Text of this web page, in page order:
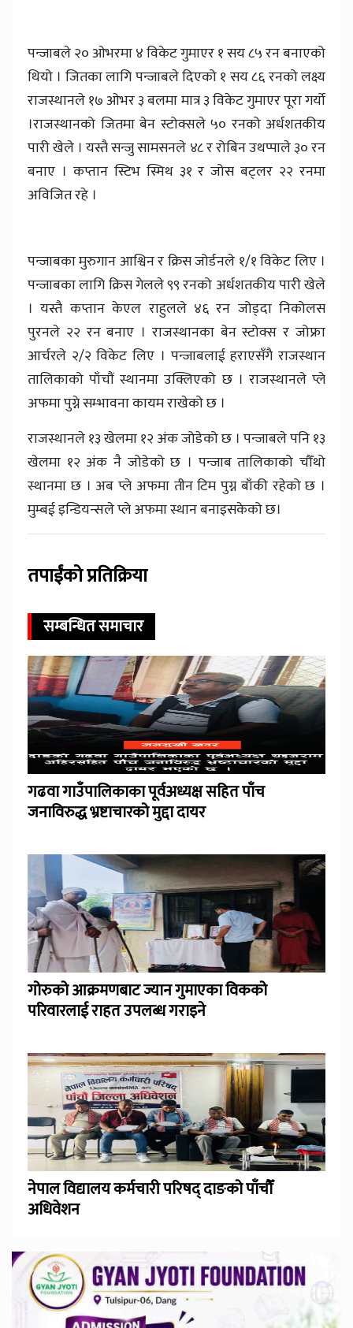
पन्जाबले २० ओभरमा ४ विकेट गुमाएर १ सय ८५ रन बनाएको
थियो । जितका लागि पन्जाबले दिएको १ सय ८६ रनको लक्ष्य
राजस्थानले १७ ओभर ३ बलमा मात्र ३ विकेट गुमाएर पूरा गर्यो
।राजस्थानको जितमा बेन स्टोक्सले ५० रनको अर्धशतकीय
पारी खेले । यस्तै सन्जु सामसनले ४८ र रोबिन उथप्पाले ३० रन
बनाए । कप्तान स्टिभ स्मिथ ३१ र जोस बट्लर २२ रनमा
अविजित रहे ।
पन्जाबका मुरुगान आश्विन र क्रिस जोर्डनले १/१ विकेट लिए ।
पन्जाबका लागि क्रिस गेलले ९९ रनको अर्धशतकीय पारी खेले
। यस्तै कप्तान केएल राहुलले ४६ रन जोड्दा निकोलस
पुरनले २२ रन बनाए । राजस्थानका बेन स्टोक्स र जोफ्रा
आर्चरले २/२ विकेट लिए । पन्जाबलाई हराएसँगै राजस्थान
तालिकाको पाँचौं स्थानमा उक्लिएको छ । राजस्थानले प्ले
अफमा पुग्ने सम्भावना कायम राखेको छ ।
राजस्थानले १३ खेलमा १२ अंक जोडेको छ । पन्जाबले पनि १३
खेलमा १२ अंक नै जोडेको छ । पन्जाब तालिकाको चौँथो
स्थानमा छ । अब प्ले अफमा तीन टिम पुग्न बाँकी रहेको छ ।
मुम्बई इन्डियन्सले प्ले अफमा स्थान बनाइसकेको छ।
तपाईंको प्रतिक्रिया
सम्बन्धित समाचार
गढवा गाउँपालिकाका पूर्वअध्यक्ष सहित पाँच
जनाविरुद्ध भ्रष्टाचारको मुद्दा दायर
गोरुको आक्रमणबाट ज्यान गुमाएका विकको
परिवारलाई राहत उपलब्ध गराइने
नेपाल विद्यालय कर्मचारी परिषद् दाङको पाँचौँ
अधिवेशन